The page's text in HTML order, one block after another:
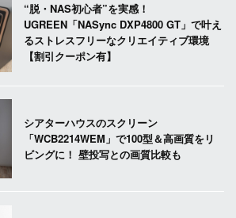
“脱・NAS初心者”を実感！
UGREEN「NASync DXP4800 GT」で叶え
るストレスフリーなクリエイティブ環境
【割引クーポン有】
シアターハウスのスクリーン
「WCB2214WEM」で100型＆高画質をリ
ビングに！ 壁投写との画質比較も